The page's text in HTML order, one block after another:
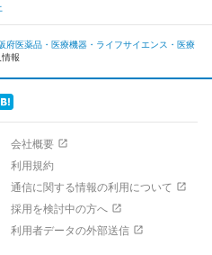
府医薬品・医療機器・ライフサイエンス・医療
報
会社概要
利用規約
通信に関する情報の利用について
採用を検討中の方へ
利用者データの外部送信